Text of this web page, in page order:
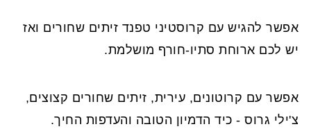
אפשר להגיש עם קרוסטיני טפנד זיתים שחורים ואז
יש לכם ארוחת סתיו-חורף מושלמת.
אפשר עם קרוטונים, עירית, זיתים שחורים קצוצים,
צ'ילי גרוס - כיד הדמיון הטובה והעדפות החיך.